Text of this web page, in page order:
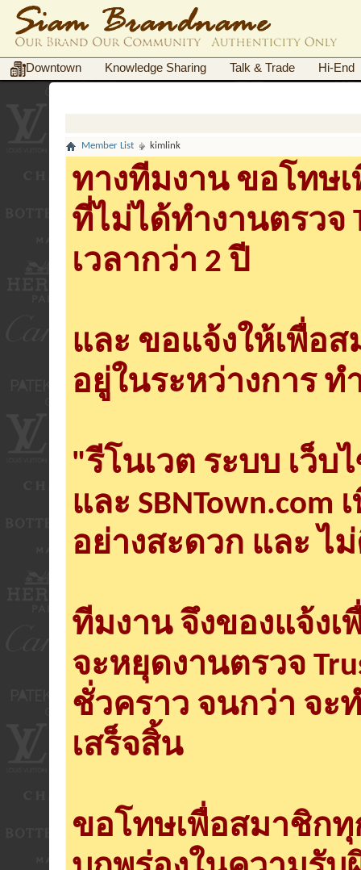
Downtown Knowledge Sharing Talk & Trade Hi-End
Member List kimlink
ทางทีมงาน ขอโทษ
ที่ไม่ได้ทำงานตรวจ
เวลากว่า 2 ปี
และ ขอแจ้งให้เพื่อ
อยู่ในระหว่างการ ท
"รีโนเวต ระบบ เว็บ
และ
อย่างสะดวก และ ไ
ทีมงาน จึงของแจ้ง
จะหยุดงานตรวจ
ชั่วคราว จนกว่า จะ
เสร็จสิ้น
ขอโทษเพื่อสมาชิก